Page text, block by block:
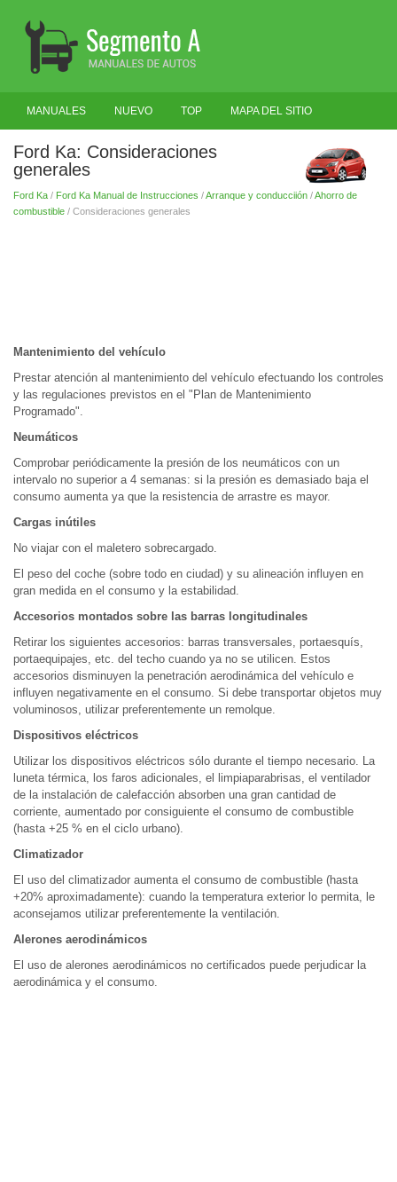
MANUALES NUEVO TOP MAPA DEL SITIO
BUSCAR
Ford Ka: Consideraciones
generales
Ford Ka / Ford Ka Manual de Instrucciones /Arranque y conducciión /Ahorro de
combustible / Consideraciones generales
Mantenimiento del vehículo
Prestar atención al mantenimiento del vehículo efectuando los controles
y las regulaciones previstos en el "Plan de Mantenimiento
Programado".
Neumáticos
Comprobar periódicamente la presión de los neumáticos con un
intervalo no superior a 4 semanas: si la presión es demasiado baja el
consumo aumenta ya que la resistencia de arrastre es mayor.
Cargas inútiles
No viajar con el maletero sobrecargado.
El peso del coche (sobre todo en ciudad) y su alineación influyen en
gran medida en el consumo y la estabilidad.
Accesorios montados sobre las barras longitudinales
Retirar los siguientes accesorios: barras transversales, portaesquís,
portaequipajes, etc. del techo cuando ya no se utilicen. Estos
accesorios disminuyen la penetración aerodinámica del vehículo e
influyen negativamente en el consumo. Si debe transportar objetos muy
voluminosos, utilizar preferentemente un remolque.
Dispositivos eléctricos
Utilizar los dispositivos eléctricos sólo durante el tiempo necesario. La
luneta térmica, los faros adicionales, el limpiaparabrisas, el ventilador
de la instalación de calefacción absorben una gran cantidad de
corriente, aumentado por consiguiente el consumo de combustible
(hasta +25 % en el ciclo urbano).
Climatizador
El uso del climatizador aumenta el consumo de combustible (hasta
+20% aproximadamente): cuando la temperatura exterior lo permita, le
aconsejamos utilizar preferentemente la ventilación.
Alerones aerodinámicos
El uso de alerones aerodinámicos no certificados puede perjudicar la
aerodinámica y el consumo.